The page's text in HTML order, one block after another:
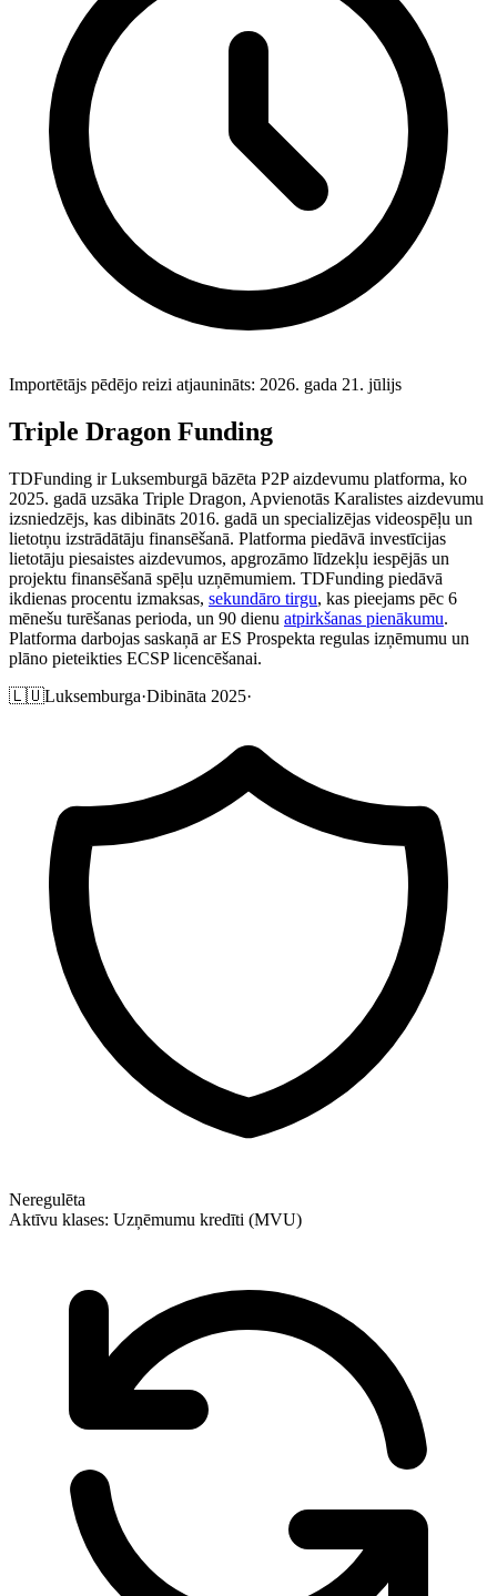
Importētājs pēdējo reizi atjaunināts: 2026. gada 21. jūlijs
Triple Dragon Funding
TDFunding ir Luksemburgā bāzēta P2P aizdevumu platforma, ko
2025. gadā uzsāka Triple Dragon, Apvienotās Karalistes aizdevumu
izsniedzējs, kas dibināts 2016. gadā un specializējas videospēļu un
lietotņu izstrādātāju finansēšanā. Platforma piedāvā investīcijas
lietotāju piesaistes aizdevumos, apgrozāmo līdzekļu iespējās un
projektu finansēšanā spēļu uzņēmumiem. TDFunding piedāvā
ikdienas procentu izmaksas, sekundāro tirgu, kas pieejams pēc 6
mēnešu turēšanas perioda, un 90 dienu atpirkšanas pienākumu.
Platforma darbojas saskaņā ar ES Prospekta regulas izņēmumu un
plāno pieteikties ECSP licencēšanai.
🇱🇺Luksemburga·Dibināta 2025·
Neregulēta
Aktīvu klases: Uzņēmumu kredīti (MVU)